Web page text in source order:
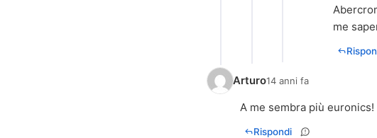
me
Arturo14 anni fa
A me sembra più euronics!
Rispondi